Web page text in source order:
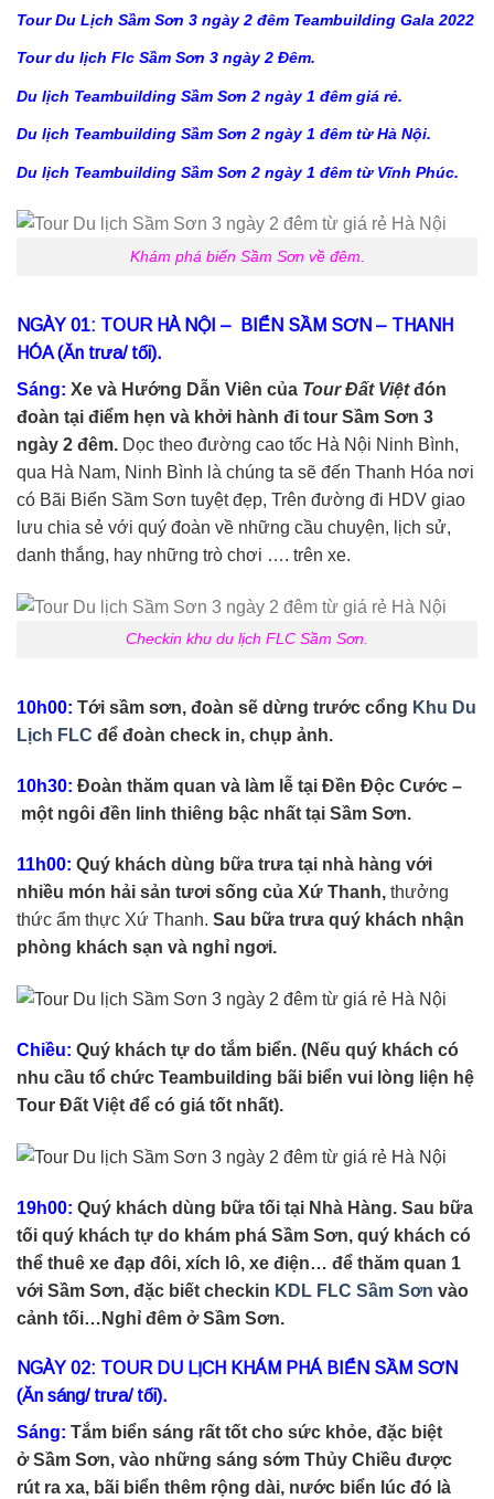
Tour Du Lịch Sầm Sơn 3 ngày 2 đêm Teambuilding Gala 2022
Tour du lịch Flc Sầm Sơn 3 ngày 2 Đêm.
Du lịch Teambuilding Sầm Sơn 2 ngày 1 đêm giá rẻ.
Du lịch Teambuilding Sầm Sơn 2 ngày 1 đêm từ Hà Nội.
Du lịch Teambuilding Sầm Sơn 2 ngày 1 đêm từ Vĩnh Phúc.
Khám phá biển Sầm Sơn về đêm.
NGÀY 01: TOUR HÀ NỘI – BIỂN SẦM SƠN – THANH
HÓA (Ăn trưa/ tối).
Sáng: Xe và Hướng Dẫn Viên của Tour Đất Việtđón
đoàn tại điểm hẹn và khởi hành đi tour Sầm Sơn 3
ngày 2 đêm. Dọc theo đường cao tốc Hà Nội Ninh Bình,
qua Hà Nam, Ninh Bình là chúng ta sẽ đến Thanh Hóa nơi
có Bãi Biển Sầm Sơn tuyệt đẹp, Trên đường đi HDV giao
lưu chia sẻ với quý đoàn về những cầu chuyện, lịch sử,
danh thắng, hay những trò chơi …. trên xe.
Checkin khu du lịch FLC Sầm Sơn.
10h00: Tới sầm sơn, đoàn sẽ dừng trước cổng Khu Du
Lịch FLC để đoàn check in, chụp ảnh.
10h30: Đoàn thăm quan và làm lễ tại Đền Độc Cước –
một ngôi đền linh thiêng bậc nhất tại Sầm Sơn.
11h00: Quý khách dùng bữa trưa tại nhà hàng với
nhiều món hải sản tươi sống của Xứ Thanh, thưởng
thức ẩm thực Xứ Thanh. Sau bữa trưa quý khách nhận
phòng khách sạn và nghỉ ngơi.
Chiều: Quý khách tự do tắm biển. (Nếu quý khách có
nhu cầu tổ chức Teambuilding bãi biển vui lòng liện hệ
Tour Đất Việt để có giá tốt nhất).
19h00: Quý khách dùng bữa tối tại Nhà Hàng. Sau bữa
tối quý khách tự do khám phá Sầm Sơn, quý khách có
thể thuê xe đạp đôi, xích lô, xe điện… để thăm quan 1
với Sầm Sơn, đặc biết checkin KDL FLC Sầm Sơn vào
cảnh tối…Nghỉ đêm ở Sầm Sơn.
NGÀY 02: TOUR DU LỊCH KHÁM PHÁ BIỂN SẦM SƠN
(Ăn sáng/ trưa/ tối).
Sáng: Tắm biển sáng rất tốt cho sức khỏe, đặc biệt
ở Sầm Sơn, vào những sáng sớm Thủy Chiều được
rút ra xa, bãi biển thêm rộng dài, nước biển lúc đó là